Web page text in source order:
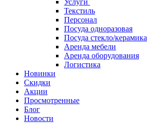
Услуги
Текстиль
Персонал
Посуда одноразовая
Посуда стекло/керамика
Аренда мебели
Аренда оборудования
Логистика
Новинки
Скидки
Акции
Просмотренные
Блог
Новости